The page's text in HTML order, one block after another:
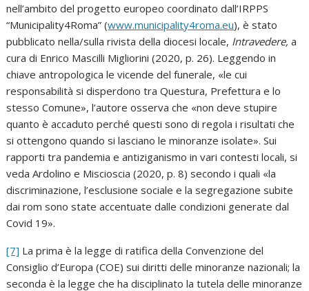
nell’ambito del progetto europeo coordinato dall’IRPPS
“Municipality4Roma” (www.municipality4roma.eu), è stato
pubblicato nella/sulla rivista della diocesi locale, Intravedere, a
cura di Enrico Mascilli Migliorini (2020, p. 26). Leggendo in
chiave antropologica le vicende del funerale, «le cui
responsabilità si disperdono tra Questura, Prefettura e lo
stesso Comune», l’autore osserva che «non deve stupire
quanto è accaduto perché questi sono di regola i risultati che
si ottengono quando si lasciano le minoranze isolate». Sui
rapporti tra pandemia e antiziganismo in vari contesti locali, si
veda Ardolino e Miscioscia (2020, p. 8) secondo i quali «la
discriminazione, l’esclusione sociale e la segregazione subite
dai rom sono state accentuate dalle condizioni generate dal
Covid 19».
[7] La prima è la legge di ratifica della Convenzione del
Consiglio d’Europa (COE) sui diritti delle minoranze nazionali; la
seconda è la legge che ha disciplinato la tutela delle minoranze